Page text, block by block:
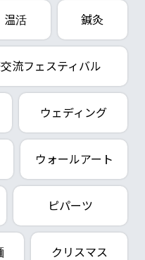
温活 鍼灸
流フェスティバル
ウェディング
ウォールアート
ピパーツ
クリスマス